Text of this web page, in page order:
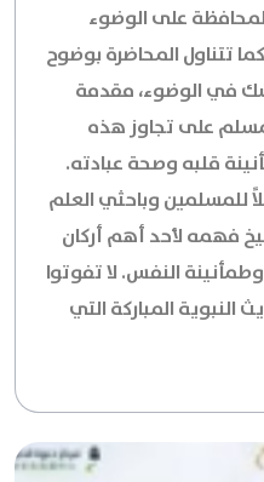
على الوضوء
تتناول المحاضرة بوضوح
في الوضوء، مقدمة
على تجاوز هذه
قلبه وصحة عبادته.
للمسلمين وباحثي العلم
فهمه لأحد أهم أركان
النفس. لا تفوتوا
المباركة التي